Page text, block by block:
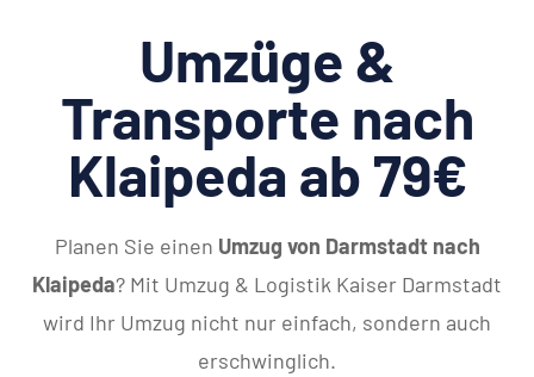
Umzüge &
Transporte nach
Klaipeda ab 79€
Planen Sie einen Umzug von Darmstadt nach
Klaipeda? Mit Umzug & Logistik Kaiser Darmstadt
wird Ihr Umzug nicht nur einfach, sondern auch
erschwinglich.